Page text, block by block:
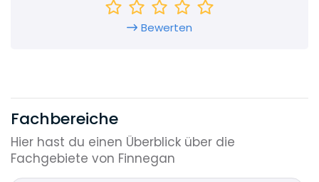
Bewerten
Fachbereiche
Hier hast du einen Überblick über die
Fachgebiete von Finnegan